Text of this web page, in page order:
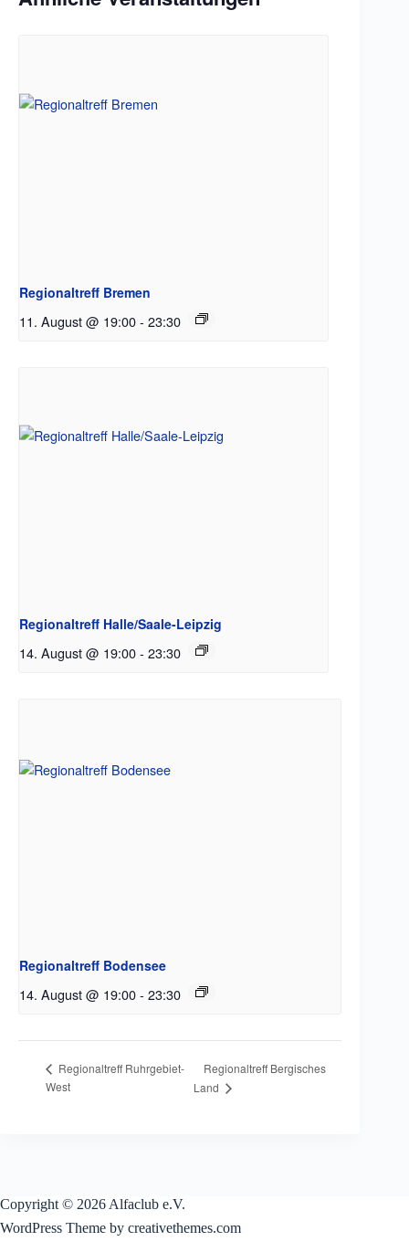
Regionaltreff Bremen
11. August @ 19:00- 23:30
Regionaltreff Halle/Saale-Leipzig
14. August @ 19:00- 23:30
Regionaltreff Bodensee
14. August @ 19:00- 23:30
Regionaltreff Ruhrgebiet-
West
Regionaltreff Bergisches
Land
Copyright © 2026 Alfaclub e.V.
WordPress Theme by creativethemes.com